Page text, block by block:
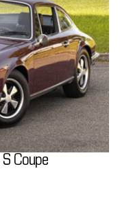
Coupe